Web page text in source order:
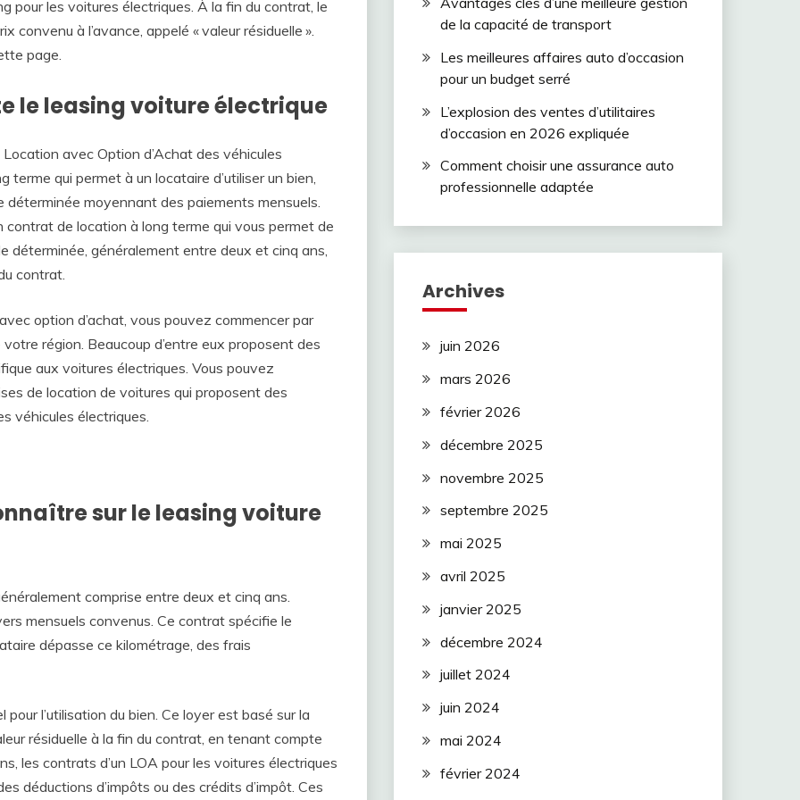
pour les voitures électriques. À la fin du contrat, le
convenu à l’avance, appelé « valeur résiduelle ».
page.
le leasing voiture électrique
avec Option d’Achat des véhicules
qui permet à un locataire d’utiliser un bien,
moyennant des paiements mensuels.
de location à long terme qui vous permet de
déterminée, généralement entre deux et cinq ans,
contrat.
option d’achat, vous pouvez commencer par
région. Beaucoup d’entre eux proposent des
aux voitures électriques. Vous pouvez
de location de voitures qui proposent des
véhicules électriques.
sur le leasing voiture
comprise entre deux et cinq ans.
mensuels convenus. Ce contrat spécifie le
dépasse ce kilométrage, des frais
l’utilisation du bien. Ce loyer est basé sur la
résiduelle à la fin du contrat, en tenant compte
les contrats d’un LOA pour les voitures électriques
déductions d’impôts ou des crédits d’impôt. Ces
de la capacité de transport
Les meilleures affaires auto d’occasion
pour un budget serré
L’explosion des ventes d’utilitaires
d’occasion en 2026 expliquée
Comment choisir une assurance auto
professionnelle adaptée
Archives
juin 2026
mars 2026
février 2026
décembre 2025
novembre 2025
septembre 2025
mai 2025
avril 2025
janvier 2025
décembre 2024
juillet 2024
juin 2024
mai 2024
février 2024